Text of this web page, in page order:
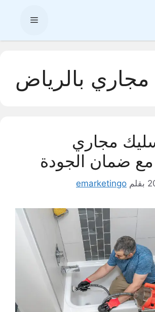
القائمة
بالرياض
مجاري
مع ضمان الجودة
بقلم emarketingo